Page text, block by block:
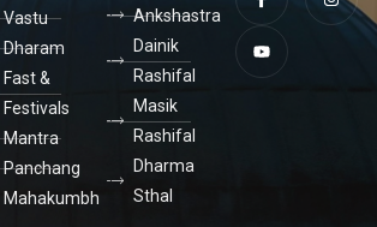
Vastu
Dharam
Fast &
Festivals
Mantra
Panchang
Mahakumbh
Ankshastra
Dainik
Rashifal
Masik
Rashifal
Dharma
Sthal